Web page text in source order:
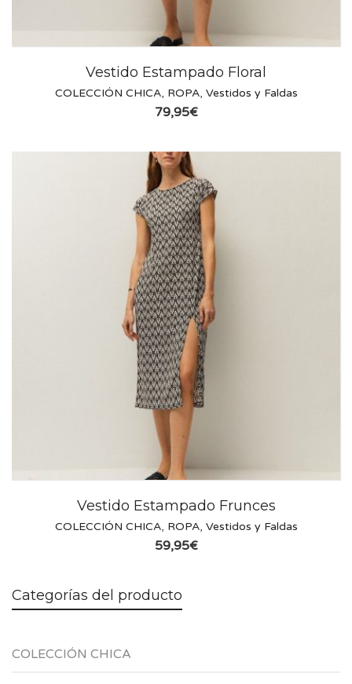
Vestido Estampado Floral
COLECCIÓN CHICA, ROPA, Vestidos y Faldas
79,95€
Vestido Estampado Frunces
COLECCIÓN CHICA, ROPA, Vestidos y Faldas
59,95€
Categorías del producto
COLECCIÓN CHICA